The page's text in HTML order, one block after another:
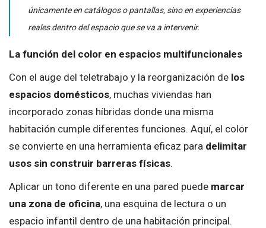
únicamente en catálogos o pantallas, sino en experiencias
reales dentro del espacio que se va a intervenir.
La función del color en espacios multifuncionales
Con el auge del teletrabajo y la reorganización de los
espacios domésticos, muchas viviendas han
incorporado zonas híbridas donde una misma
habitación cumple diferentes funciones. Aquí, el color
se convierte en una herramienta eficaz para delimitar
usos sin construir barreras físicas.
Aplicar un tono diferente en una pared puede marcar
una zona de oficina, una esquina de lectura o un
espacio infantil dentro de una habitación principal.